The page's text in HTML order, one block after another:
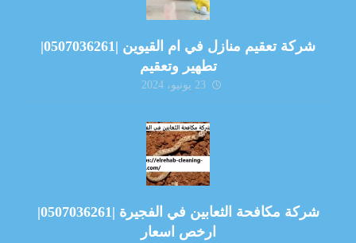
شركة تعقيم منازل في ام القيوين |0507036261|
تطهير وتعقيم
23 يونيو، 2024
شركة مكافحة الثعابين في الفجيرة |0507036261|
ارخص اسعار